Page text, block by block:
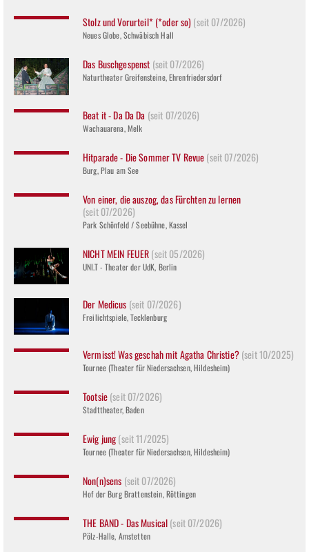
Stolz und Vorurteil* (*oder so)(seit 07/2026)
Neues Globe, Schwäbisch Hall
Das Buschgespenst (seit 07/2026)
Naturtheater Greifensteine, Ehrenfriedersdorf
Beat it - Da Da Da (seit 07/2026)
Wachauarena, Melk
Hitparade - Die Sommer TV Revue(seit 07/2026)
Burg, Plau am See
Von einer, die auszog, das Fürchten zu lernen
(seit 07/2026)
Park Schönfeld / Seebühne, Kassel
NICHT MEIN FEUER(seit 05/2026)
UNI.T - Theater der UdK, Berlin
Der Medicus (seit 07/2026)
Freilichtspiele, Tecklenburg
Vermisst! Was geschah mit Agatha Christie?(seit 10/2025)
Tournee (Theater für Niedersachsen, Hildesheim)
Tootsie(seit 07/2026)
Stadttheater, Baden
Ewig jung(seit 11/2025)
Tournee (Theater für Niedersachsen, Hildesheim)
Non(n)sens (seit 07/2026)
Hof der Burg Brattenstein, Röttingen
THE BAND - Das Musical(seit 07/2026)
Pölz-Halle, Amstetten